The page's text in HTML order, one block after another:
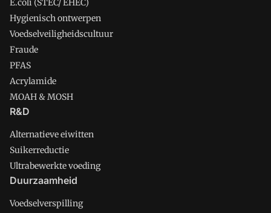
E.coli (STEC/ EHEC)
Hygienisch ontwerpen
Voedselveiligheidscultuur
Fraude
PFAS
Acrylamide
MOAH & MOSH
R&D
Alternatieve eiwitten
Suikerreductie
Ultrabewerkte voeding
Duurzaamheid
Voedselverspilling